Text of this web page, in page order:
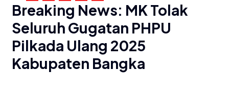
Breaking News: MK Tolak
Seluruh Gugatan PHPU
Pilkada Ulang 2025
Kabupaten Bangka